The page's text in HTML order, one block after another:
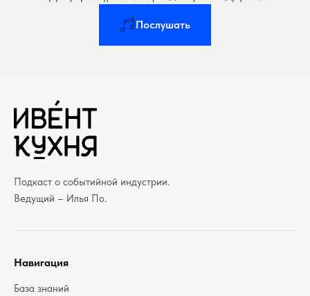
Послушать
Подкаст о событийной индустрии.
Ведущий – Илья По.
Навигация
База знаний